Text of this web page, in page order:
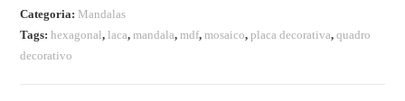
Categoria: Mandalas
Tags:hexagonal,laca,mandala,mdf,mosaico,placa decorativa,quadro
decorativo